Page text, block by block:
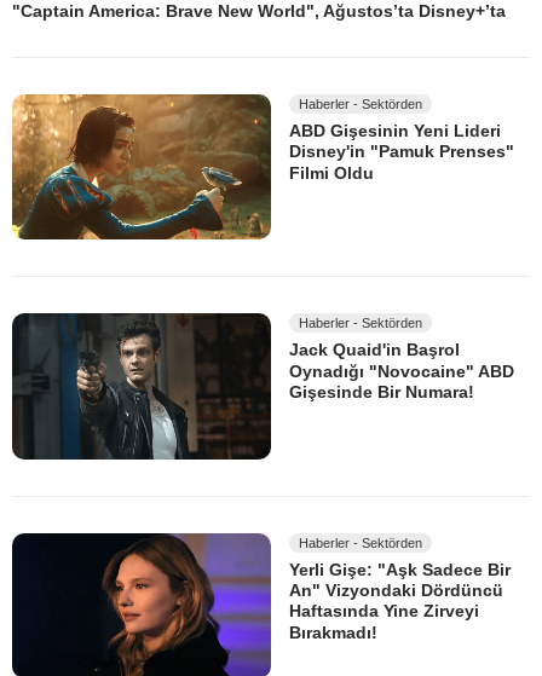
"Captain America: Brave New World", Ağustos’ta Disney+’ta
Haberler - Sektörden
ABD Gişesinin Yeni Lideri
Disney'in "Pamuk Prenses"
Filmi Oldu
Haberler - Sektörden
Jack Quaid'in Başrol
Oynadığı "Novocaine" ABD
Gişesinde Bir Numara!
Haberler - Sektörden
Yerli Gişe: "Aşk Sadece Bir
An" Vizyondaki Dördüncü
Haftasında Yine Zirveyi
Bırakmadı!